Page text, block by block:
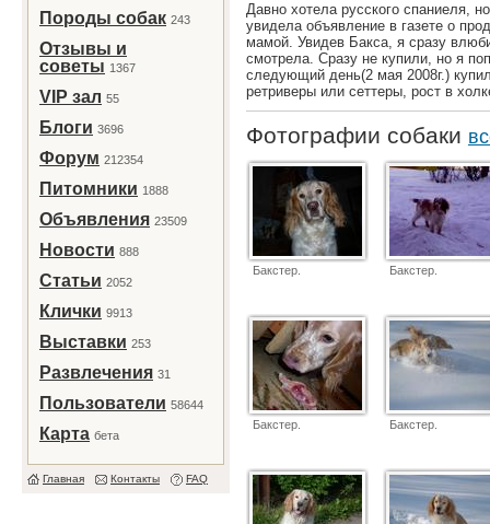
Породы собак 243
Отзывы и
советы 1367
VIP зал 55
Блоги 3696
Форум 212354
Питомники 1888
Объявления 23509
Новости 888
Статьи 2052
Клички 9913
Выставки 253
Развлечения 31
Пользователи 58644
Карта бета
Главная Контакты FAQ
Давно хотела русского спаниеля,
увидела объявление в газете о
мамой. Увидев Бакса, я сразу
смотрела. Сразу не купили, но я
следующий день(2 мая 2008г.)
ретриверы или сеттеры, рост в
Фотографии собаки
Бакстер. Бакстер.
Бакстер. Бакстер.